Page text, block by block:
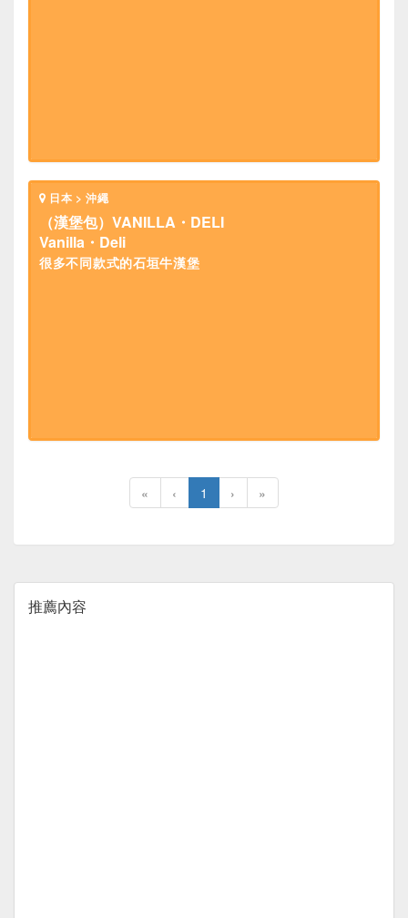
日本 > 沖繩
（漢堡包）VANILLA・DELI
Vanilla・Deli
很多不同款式的石垣牛漢堡
« ‹ 1 › »
推薦內容